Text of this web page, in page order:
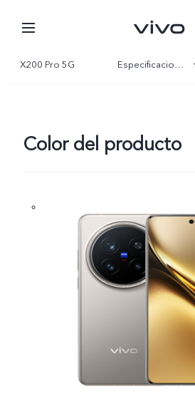
España | Seleccione
X200 Pro 5G Especificaciones
Color del producto